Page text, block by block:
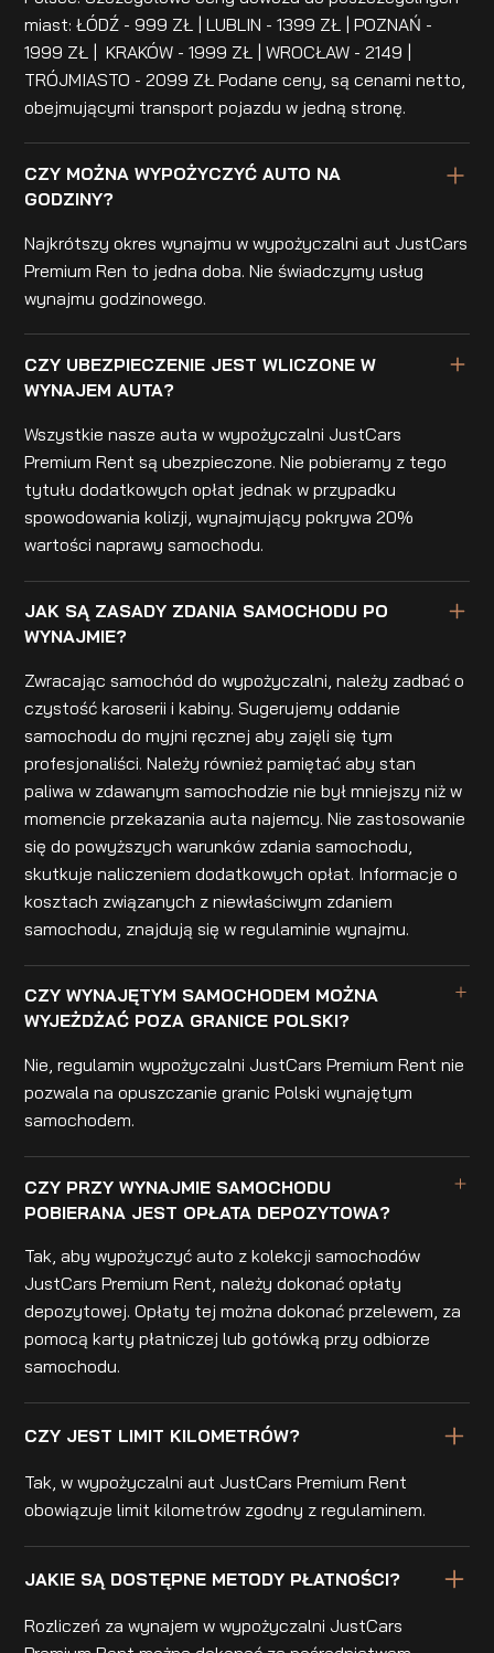
miast: ŁÓDŹ - 999 ZŁ | LUBLIN - 1399 ZŁ | POZNAŃ -
1999 ZŁ | KRAKÓW - 1999 ZŁ | WROCŁAW - 2149 |
TRÓJMIASTO - 2099 ZŁ Podane ceny, są cenami netto,
obejmującymi transport pojazdu w jedną stronę.
CZY MOŻNA WYPOŻYCZYĆ AUTO NA
GODZINY?
Najkrótszy okres wynajmu w wypożyczalni aut JustCars
Premium Ren to jedna doba. Nie świadczymy usług
wynajmu godzinowego.
CZY UBEZPIECZENIE JEST WLICZONE W
WYNAJEM AUTA?
Wszystkie nasze auta w wypożyczalni JustCars
Premium Rent są ubezpieczone. Nie pobieramy z tego
tytułu dodatkowych opłat jednak w przypadku
spowodowania kolizji, wynajmujący pokrywa 20%
wartości naprawy samochodu.
JAK SĄ ZASADY ZDANIA SAMOCHODU PO
WYNAJMIE?
Zwracając samochód do wypożyczalni, należy zadbać o
czystość karoserii i kabiny. Sugerujemy oddanie
samochodu do myjni ręcznej aby zajęli się tym
profesjonaliści. Należy również pamiętać aby stan
paliwa w zdawanym samochodzie nie był mniejszy niż w
momencie przekazania auta najemcy. Nie zastosowanie
się do powyższych warunków zdania samochodu,
skutkuje naliczeniem dodatkowych opłat. Informacje o
kosztach związanych z niewłaściwym zdaniem
samochodu, znajdują się w regulaminie wynajmu.
CZY WYNAJĘTYM SAMOCHODEM MOŻNA
WYJEŻDŻAĆ POZA GRANICE POLSKI?
Nie, regulamin wypożyczalni JustCars Premium Rent nie
pozwala na opuszczanie granic Polski wynajętym
samochodem.
CZY PRZY WYNAJMIE SAMOCHODU
POBIERANA JEST OPŁATA DEPOZYTOWA?
Tak, aby wypożyczyć auto z kolekcji samochodów
JustCars Premium Rent, należy dokonać opłaty
depozytowej. Opłaty tej można dokonać przelewem, za
pomocą karty płatniczej lub gotówką przy odbiorze
samochodu.
CZY JEST LIMIT KILOMETRÓW?
Tak, w wypożyczalni aut JustCars Premium Rent
obowiązuje limit kilometrów zgodny z regulaminem.
JAKIE SĄ DOSTĘPNE METODY PŁATNOŚCI?
Rozliczeń za wynajem w wypożyczalni JustCars